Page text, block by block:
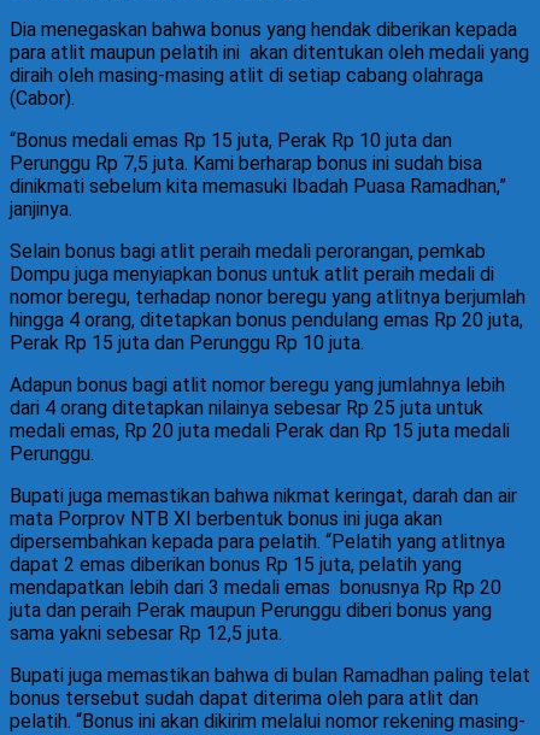
Dia menegaskan bahwa bonus yang hendak diberikan kepada
para atlit maupun pelatih ini akan ditentukan oleh medali yang
diraih oleh masing-masing atlit di setiap cabang olahraga
(Cabor).
“Bonus medali emas Rp 15 juta, Perak Rp 10 juta dan
Perunggu Rp 7,5 juta. Kami berharap bonus ini sudah bisa
dinikmati sebelum kita memasuki Ibadah Puasa Ramadhan,”
janjinya.
Selain bonus bagi atlit peraih medali perorangan, pemkab
Dompu juga menyiapkan bonus untuk atlit peraih medali di
nomor beregu, terhadap nonor beregu yang atlitnya berjumlah
hingga 4 orang, ditetapkan bonus pendulang emas Rp 20 juta,
Perak Rp 15 juta dan Perunggu Rp 10 juta.
Adapun bonus bagi atlit nomor beregu yang jumlahnya lebih
dari 4 orang ditetapkan nilainya sebesar Rp 25 juta untuk
medali emas, Rp 20 juta medali Perak dan Rp 15 juta medali
Perunggu.
Bupati juga memastikan bahwa nikmat keringat, darah dan air
mata Porprov NTB XI berbentuk bonus ini juga akan
dipersembahkan kepada para pelatih. “Pelatih yang atlitnya
dapat 2 emas diberikan bonus Rp 15 juta, pelatih yang
mendapatkan lebih dari 3 medali emas bonusnya Rp Rp 20
juta dan peraih Perak maupun Perunggu diberi bonus yang
sama yakni sebesar Rp 12,5 juta.
Bupati juga memastikan bahwa di bulan Ramadhan paling telat
bonus tersebut sudah dapat diterima oleh para atlit dan
pelatih. “Bonus ini akan dikirim melalui nomor rekening masing-